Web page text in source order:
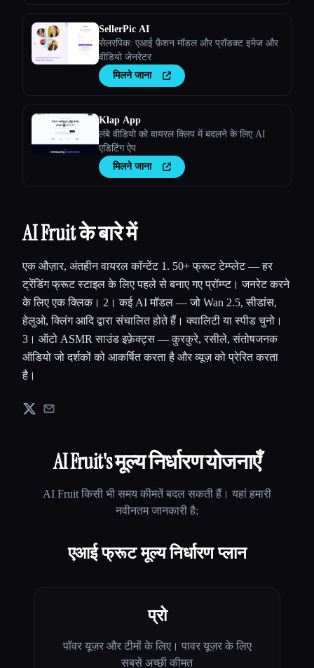
SellerPic AI
सेलरपिक: एआई फ़ैशन मॉडल और प्रॉडक्ट इमेज और
वीडियो जेनरेटर
मिलने जाना
Klap App
लंबे वीडियो को वायरल क्लिप में बदलने के लिए AI
एडिटिंग ऐप
मिलने जाना
AI Fruit के बारे में
एक औज़ार, अंतहीन वायरल कॉन्टेंट 1. 50+ फ्रूट टेम्प्लेट — हर
ट्रेंडिंग फ्रूट स्टाइल के लिए पहले से बनाए गए प्रॉम्प्ट। जनरेट करने
के लिए एक क्लिक। 2। कई AI मॉडल — जो Wan 2.5, सीडांस,
हेलुओ, क्लिंग आदि द्वारा संचालित होते हैं। क्वालिटी या स्पीड चुनो।
3। ऑटो ASMR साउंड इफ़ेक्ट्स — कुरकुरे, रसीले, संतोषजनक
ऑडियो जो दर्शकों को आकर्षित करता है और व्यूज़ को प्रेरित करता
है।
AI Fruit's मूल्य निर्धारण योजनाएँ
AI Fruit किसी भी समय कीमतें बदल सकती हैं। यहां हमारी
नवीनतम जानकारी है:
एआई फ्रूट मूल्य निर्धारण प्लान
प्रो
पॉवर यूज़र और टीमों के लिए। पावर यूज़र के लिए
सबसे अच्छी कीमत